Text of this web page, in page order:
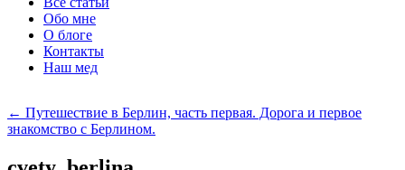
Обо мне
О блоге
Контакты
Наш мед
← Путешествие в Берлин, часть первая. Дорога и первое
знакомство с Берлином.